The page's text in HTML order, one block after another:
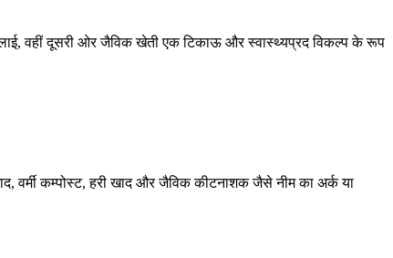
वहीं दूसरी ओर जैविक खेती एक टिकाऊ और स्वास्थ्यप्रद विकल्प के रूप
वर्मी कम्पोस्ट, हरी खाद और जैविक कीटनाशक जैसे नीम का अर्क या